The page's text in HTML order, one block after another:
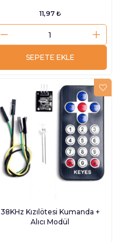
11,97 ₺
SEPETE EKLE
38KHz Kızılötesi Kumanda +
Alıcı Modül